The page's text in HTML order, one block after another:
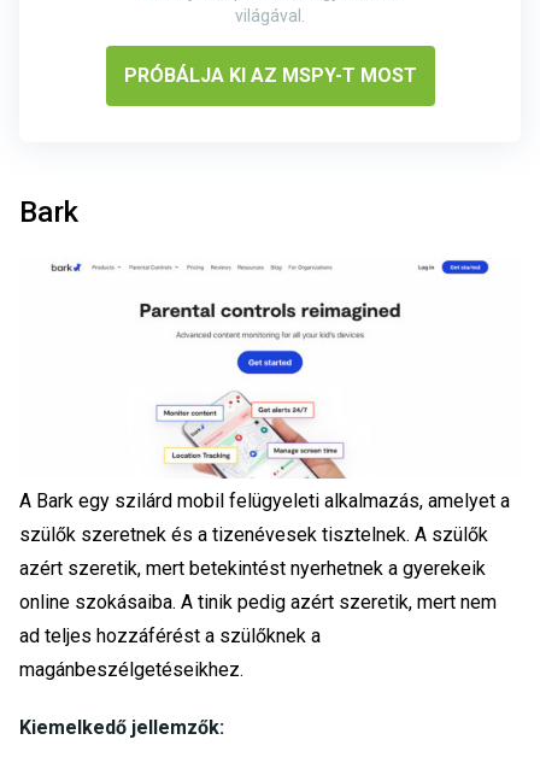
világával.
PRÓBÁLJA KI AZ MSPY-T MOST
Bark
A Bark egy szilárd mobil felügyeleti alkalmazás, amelyet a
szülők szeretnek és a tizenévesek tisztelnek. A szülők
azért szeretik, mert betekintést nyerhetnek a gyerekeik
online szokásaiba. A tinik pedig azért szeretik, mert nem
ad teljes hozzáférést a szülőknek a
magánbeszélgetéseikhez.
Kiemelkedő jellemzők: